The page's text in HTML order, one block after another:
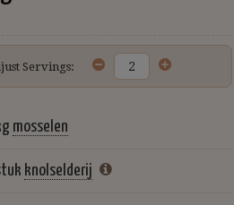
Servings:
mosselen
knolselderij